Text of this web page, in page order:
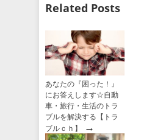
Related Posts
あなたの『困った！』
にお答えします☆自動
車・旅行・生活のトラ
ブルを解決する【トラ
ブルｃｈ】
→